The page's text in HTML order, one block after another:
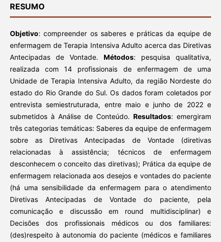
RESUMO
Objetivo: compreender os saberes e práticas da equipe de
enfermagem de Terapia Intensiva Adulto acerca das Diretivas
Antecipadas de Vontade.Métodos: pesquisa qualitativa,
realizada com 14 profissionais de enfermagem de uma
Unidade de Terapia Intensiva Adulto, da região Nordeste do
estado do Rio Grande do Sul. Os dados foram coletados por
entrevista semiestruturada, entre maio e junho de 2022 e
submetidos à Análise de Conteúdo.Resultados: emergiram
três categorias temáticas: Saberes da equipe de enfermagem
sobre as Diretivas Antecipadas de Vontade (diretivas
relacionadas à assistência; técnicos de enfermagem
desconhecem o conceito das diretivas); Prática da equipe de
enfermagem relacionada aos desejos e vontades do paciente
(há uma sensibilidade da enfermagem para o atendimento
Diretivas Antecipadas de Vontade do paciente, pela
comunicação e discussão em round multidisciplinar) e
Decisões dos profissionais médicos ou dos familiares:
(des)respeito à autonomia do paciente (médicos e familiares